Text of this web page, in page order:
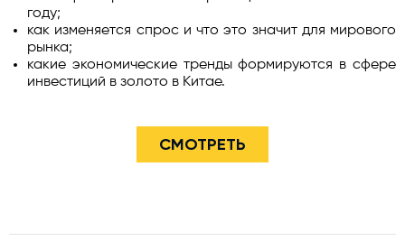
году;
как изменяется спрос и что это значит для мирового
рынка;
какие экономические тренды формируются в сфере
инвестиций в золото в Китае.
СМОТРЕТЬ